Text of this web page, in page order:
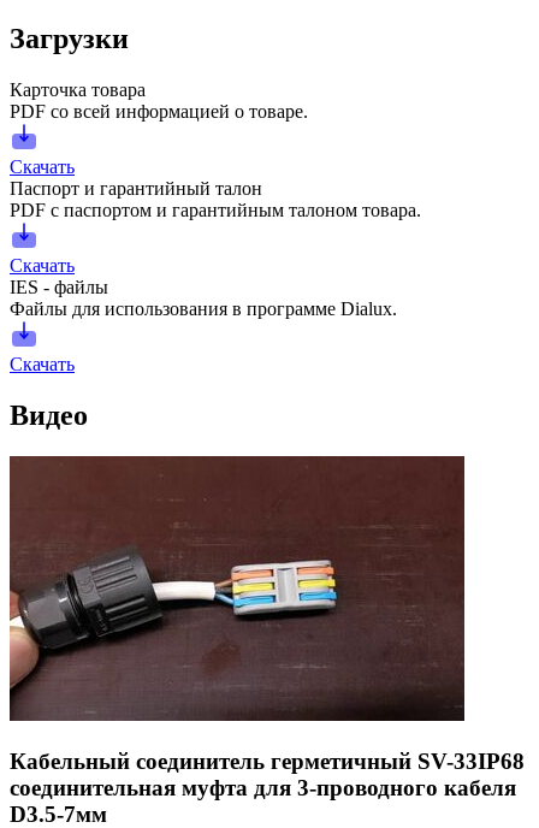
Загрузки
Карточка товара
PDF со всей информацией о товаре.
Скачать
Паспорт и гарантийный талон
PDF с паспортом и гарантийным талоном товара.
Скачать
IES - файлы
Файлы для использования в программе Dialux.
Скачать
Видео
Кабельный соединитель герметичный SV-33IP68
соединительная муфта для 3-проводного кабеля
D3.5-7мм